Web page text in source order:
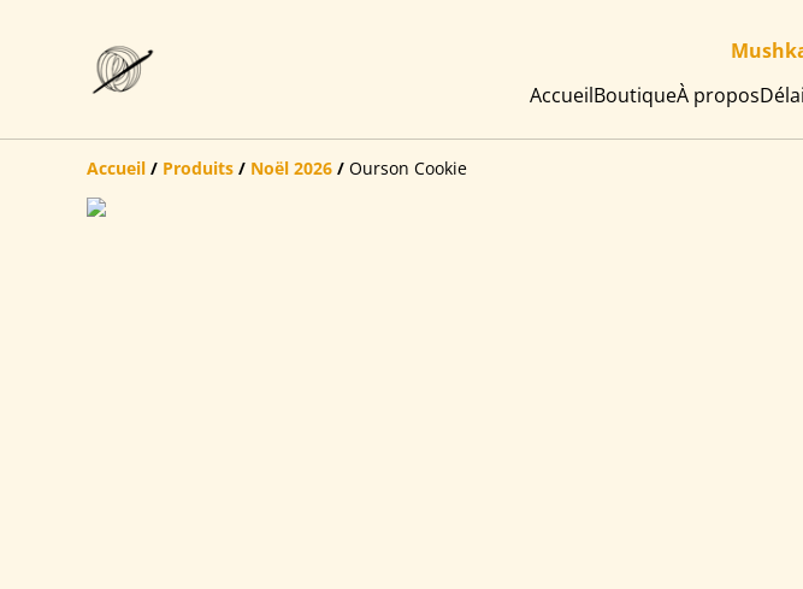
AccueilBoutiqueÀ propos
Accueil / Produits / Noël 2026 / Ourson Cookie